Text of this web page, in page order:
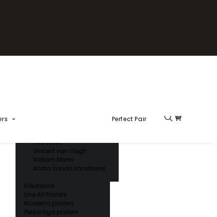
Claude Monet
Paul Nash
Vincent van Gogh
William Morris
Andra kända konstnärer
Kökstavlor
Line Art Posters
Moderna posters
Personliga posters
Perfect Pair